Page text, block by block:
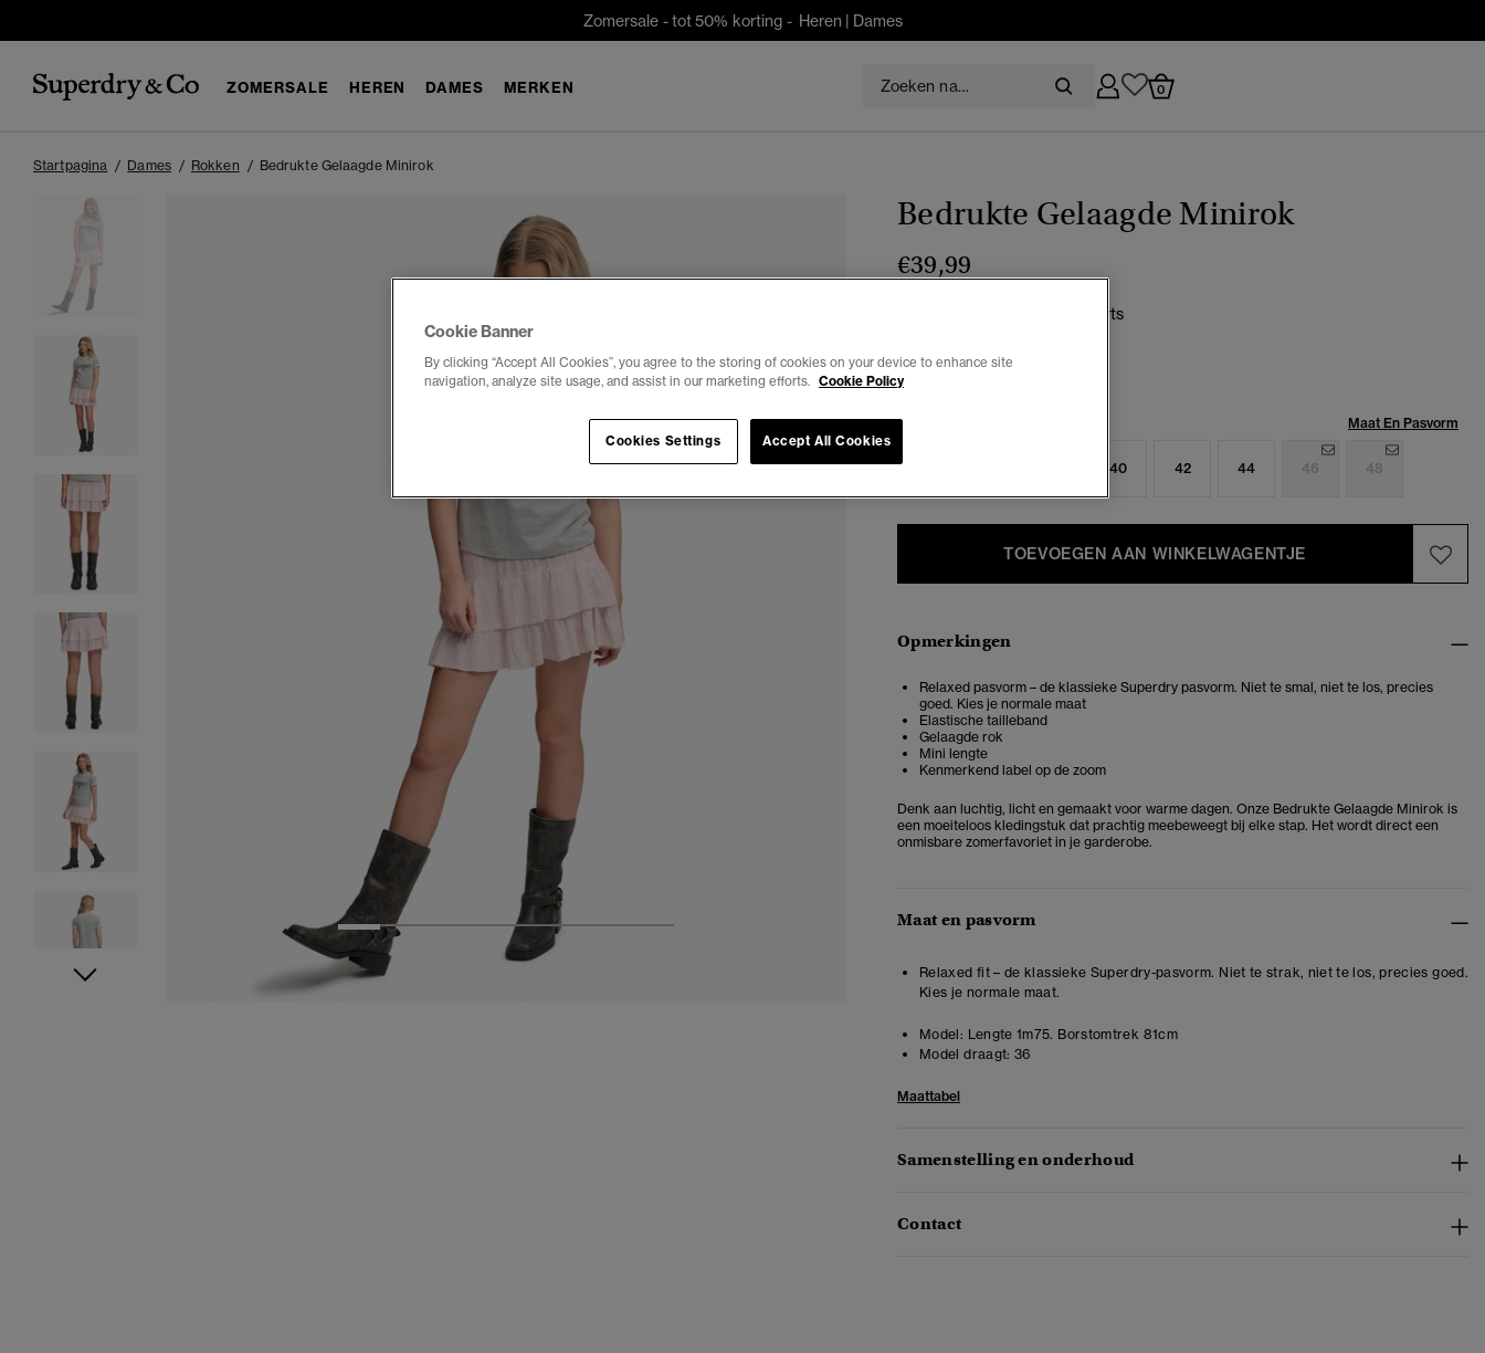
Zomersale - tot 50% korting - Heren | Dames
ZOMERSALE HEREN DAMES MERKEN 0
Startpagina Dames Rokken Bedrukte Gelaagde Minirok
2
Bedrukte Gelaagde Minirok
€39,99
Rose Blush Daisy Hearts
Selecteren Maat: Maat En Pasvorm
40 42 44 46 48
TOEVOEGEN AAN WINKELWAGENTJE
Opmerkingen
Relaxed pasvorm – de klassieke Superdry pasvorm. Niet te smal, niet te los, precies
goed. Kies je normale maat
Elastische tailleband
Gelaagde rok
Mini lengte
Kenmerkend label op de zoom
Denk aan luchtig, licht en gemaakt voor warme dagen. Onze Bedrukte Gelaagde Minirok is
een moeiteloos kledingstuk dat prachtig meebeweegt bij elke stap. Het wordt direct een
onmisbare zomerfavoriet in je garderobe.
Maat en pasvorm
Relaxed fit – de klassieke Superdry-pasvorm. Niet te strak, niet te los, precies goed.
Kies je normale maat.
Model: Lengte 1m75. Borstomtrek 81cm
Model draagt: 36
Maattabel
Samenstelling en onderhoud
Contact
Cookie Banner
By clicking “Accept All Cookies”, you agree to the storing of cookies on your device to enhance site
navigation, analyze site usage, and assist in our marketing efforts. Cookie Policy
Cookies Settings Accept All Cookies